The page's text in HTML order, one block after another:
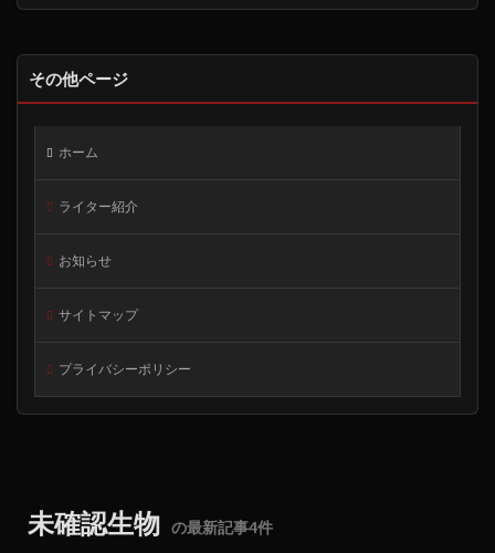
その他ページ
ホーム
ライター紹介
お知らせ
サイトマップ
プライバシーポリシー
未確認生物 の最新記事4件